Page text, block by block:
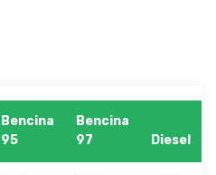
Bencina
95
Bencina
97
Diesel